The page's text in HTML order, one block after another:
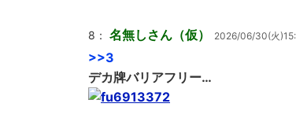
8： 名無しさん（仮） 2026/06/30(火
>>3
デカ牌バリアフリー…